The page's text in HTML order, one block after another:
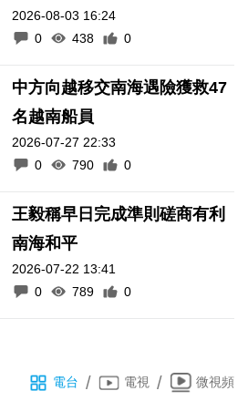
王毅稱早日完成準則磋商有利
2026-07-22 13:41
0
789
電台 / 電視 / 微視頻
體育 特稿
路氹殺人未遂案 司警: 內地漢有預
謀攻擊致命部位
《澳門講場特派員》2026年8月3日